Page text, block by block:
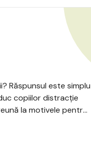
Răspunsul este simplu
copiilor distracție
la motivele pentru